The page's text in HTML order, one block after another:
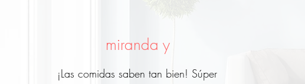
miranda y
¡Las comidas saben tan bien! Súper